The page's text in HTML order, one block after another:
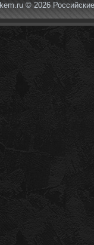
© 2026